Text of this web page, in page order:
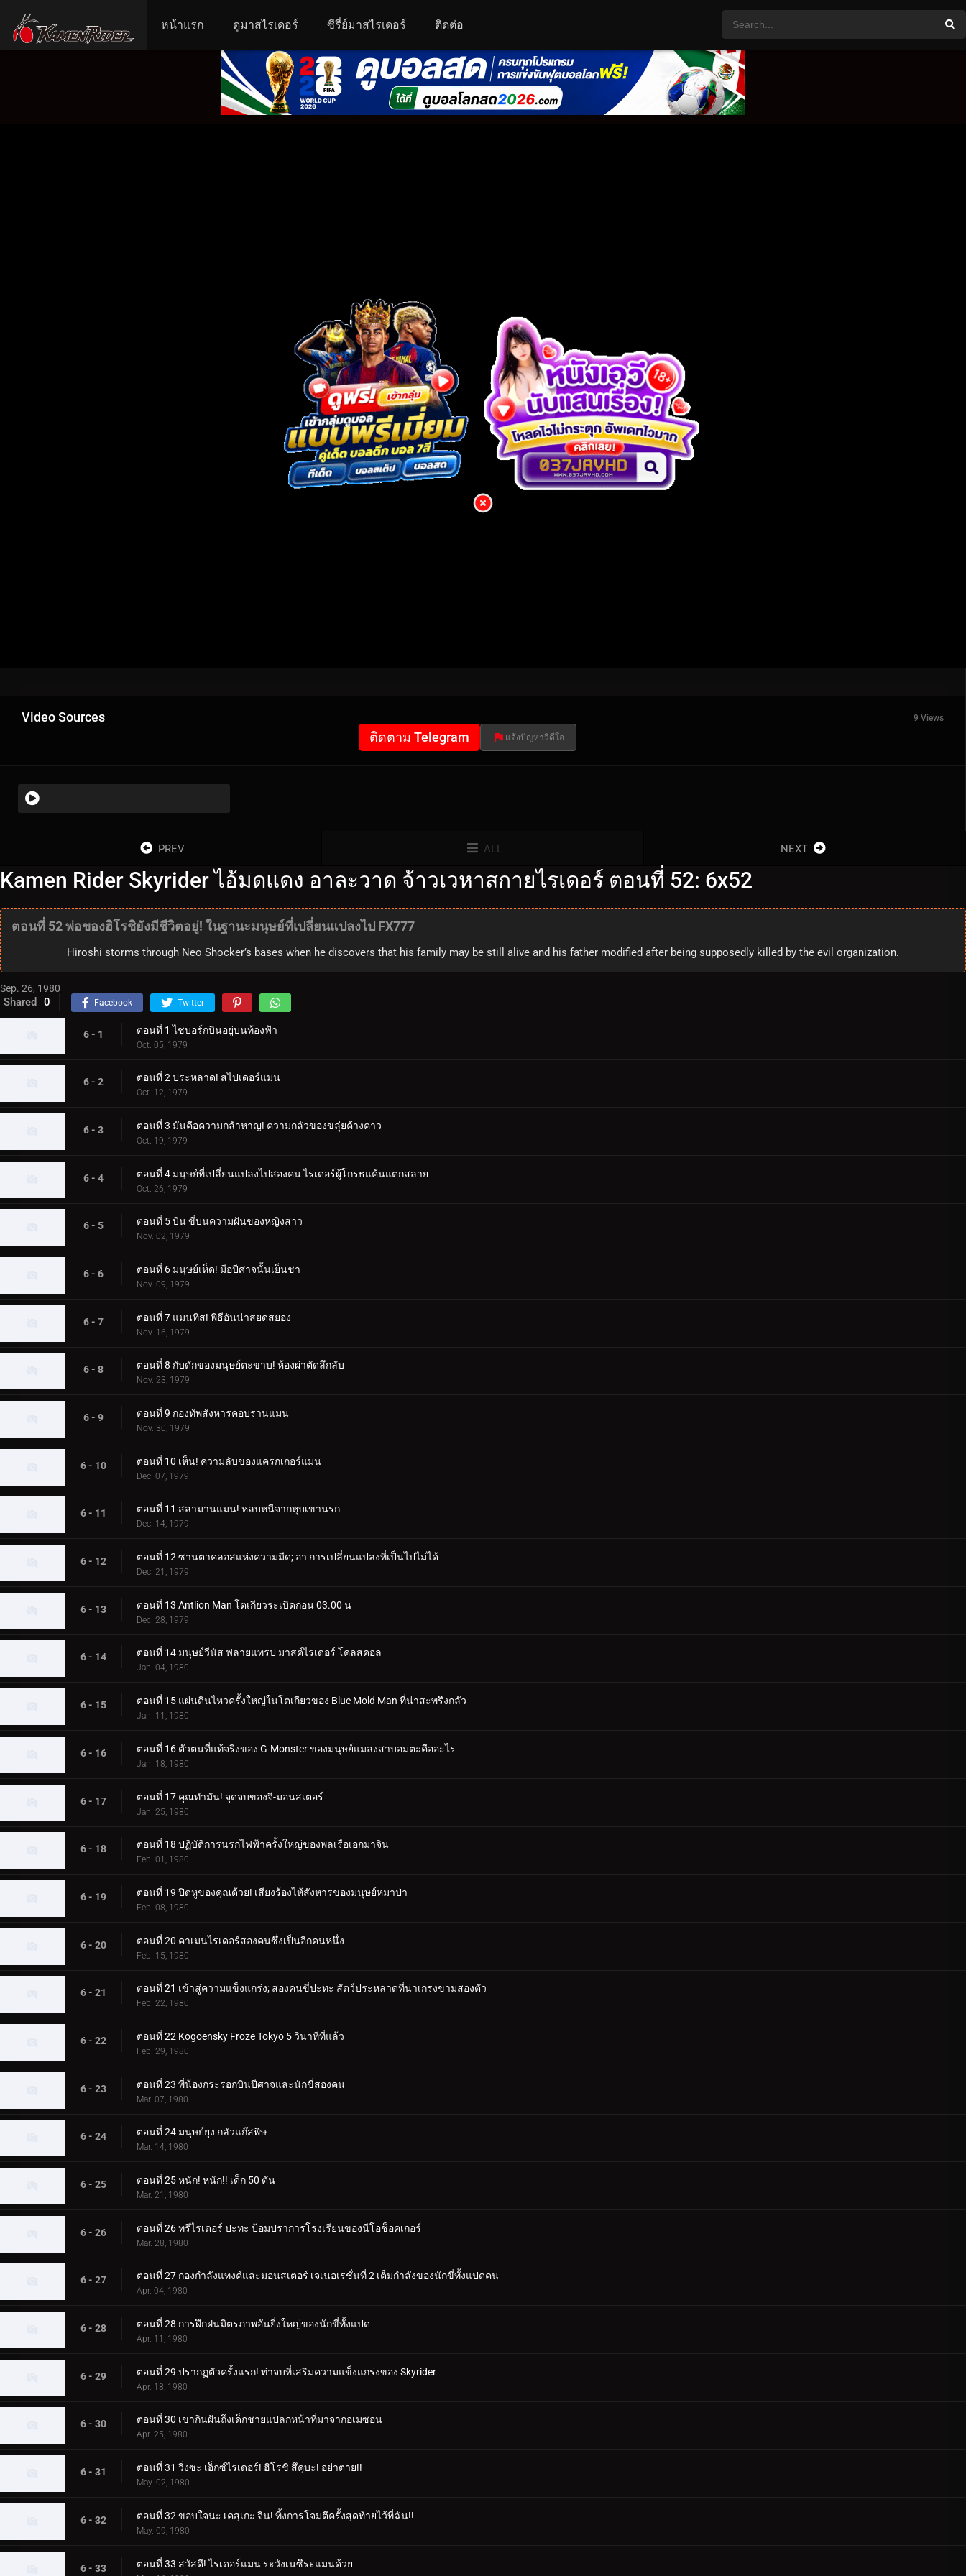
หน้าแรก ดูมาสไรเดอร์ ซีรี่ย์มาสไรเดอร์ ติดต่อ
Video Sources 9 Views
ติดตาม Telegram แจ้งปัญหาวีดีโอ
PREV ALL NEXT
Kamen Rider Skyrider ไอ้มดแดง อาละวาด จ้าวเวหาสกายไรเดอร์ ตอนที่ 52: 6x52
ตอนที่ 52 พ่อของฮิโรชิยังมีชีวิตอยู่! ในฐานะมนุษย์ที่เปลี่ยนแปลงไป FX777
Hiroshi storms through Neo Shocker’s bases when he discovers that his family may be still alive and his father modified after being supposedly killed by the evil organization.
Sep. 26, 1980
Shared 0 Facebook Twitter
6 - 1 ตอนที่ 1 ไซบอร์กบินอยู่บนท้องฟ้า
Oct. 05, 1979
6 - 2 ตอนที่ 2 ประหลาด! สไปเดอร์แมน
Oct. 12, 1979
6 - 3 ตอนที่ 3 มันคือความกล้าหาญ! ความกลัวของขลุ่ยค้างคาว
Oct. 19, 1979
6 - 4 ตอนที่ 4 มนุษย์ที่เปลี่ยนแปลงไปสองคน ไรเดอร์ผู้โกรธแค้นแตกสลาย
Oct. 26, 1979
6 - 5 ตอนที่ 5 บิน ขี่บนความฝันของหญิงสาว
Nov. 02, 1979
6 - 6 ตอนที่ 6 มนุษย์เห็ด! มือปีศาจนั้นเย็นชา
Nov. 09, 1979
6 - 7 ตอนที่ 7 แมนทิส! พิธีอันน่าสยดสยอง
Nov. 16, 1979
6 - 8 ตอนที่ 8 กับดักของมนุษย์ตะขาบ! ห้องผ่าตัดลึกลับ
Nov. 23, 1979
6 - 9 ตอนที่ 9 กองทัพสังหารคอบรานแมน
Nov. 30, 1979
6 - 10 ตอนที่ 10 เห็น! ความลับของแครกเกอร์แมน
Dec. 07, 1979
6 - 11 ตอนที่ 11 สลามานแมน! หลบหนีจากหุบเขานรก
Dec. 14, 1979
6 - 12 ตอนที่ 12 ซานตาคลอสแห่งความมืด; อา การเปลี่ยนแปลงที่เป็นไปไม่ได้
Dec. 21, 1979
6 - 13 ตอนที่ 13 Antlion Man โตเกียวระเบิดก่อน 03.00 น
Dec. 28, 1979
6 - 14 ตอนที่ 14 มนุษย์วีนัส ฟลายแทรป มาสค์ไรเดอร์ โคลสคอล
Jan. 04, 1980
6 - 15 ตอนที่ 15 แผ่นดินไหวครั้งใหญ่ในโตเกียวของ Blue Mold Man ที่น่าสะพรึงกลัว
Jan. 11, 1980
6 - 16 ตอนที่ 16 ตัวตนที่แท้จริงของ G-Monster ของมนุษย์แมลงสาบอมตะคืออะไร
Jan. 18, 1980
6 - 17 ตอนที่ 17 คุณทำมัน! จุดจบของจี-มอนสเตอร์
Jan. 25, 1980
6 - 18 ตอนที่ 18 ปฏิบัติการนรกไฟฟ้าครั้งใหญ่ของพลเรือเอกมาจิน
Feb. 01, 1980
6 - 19 ตอนที่ 19 ปิดหูของคุณด้วย! เสียงร้องไห้สังหารของมนุษย์หมาป่า
Feb. 08, 1980
6 - 20 ตอนที่ 20 คาเมนไรเดอร์สองคนซึ่งเป็นอีกคนหนึ่ง
Feb. 15, 1980
6 - 21 ตอนที่ 21 เข้าสู่ความแข็งแกร่ง; สองคนขี่ปะทะ สัตว์ประหลาดที่น่าเกรงขามสองตัว
Feb. 22, 1980
6 - 22 ตอนที่ 22 Kogoensky Froze Tokyo 5 วินาทีที่แล้ว
Feb. 29, 1980
6 - 23 ตอนที่ 23 พี่น้องกระรอกบินปีศาจและนักขี่สองคน
Mar. 07, 1980
6 - 24 ตอนที่ 24 มนุษย์ยุง กลัวแก๊สพิษ
Mar. 14, 1980
6 - 25 ตอนที่ 25 หนัก! หนัก!! เด็ก 50 ตัน
Mar. 21, 1980
6 - 26 ตอนที่ 26 ทรีไรเดอร์ ปะทะ ป้อมปราการโรงเรียนของนีโอช็อคเกอร์
Mar. 28, 1980
6 - 27 ตอนที่ 27 กองกำลังแทงค์และมอนสเตอร์ เจเนอเรชั่นที่ 2 เต็มกำลังของนักขี่ทั้งแปดคน
Apr. 04, 1980
6 - 28 ตอนที่ 28 การฝึกฝนมิตรภาพอันยิ่งใหญ่ของนักขี่ทั้งแปด
Apr. 11, 1980
6 - 29 ตอนที่ 29 ปรากฏตัวครั้งแรก! ท่าจบที่เสริมความแข็งแกร่งของ Skyrider
Apr. 18, 1980
6 - 30 ตอนที่ 30 เขากินฝันถึงเด็กชายแปลกหน้าที่มาจากอเมซอน
Apr. 25, 1980
6 - 31 ตอนที่ 31 วิ่งซะ เอ็กซ์ไรเดอร์! ฮิโรชิ สึคุบะ! อย่าตาย!!
May. 02, 1980
6 - 32 ตอนที่ 32 ขอบใจนะ เคสุเกะ จิน! ทิ้งการโจมตีครั้งสุดท้ายไว้ที่ฉัน!!
May. 09, 1980
6 - 33 ตอนที่ 33 สวัสดี! ไรเดอร์แมน ระวังเนซึระแมนด้วย